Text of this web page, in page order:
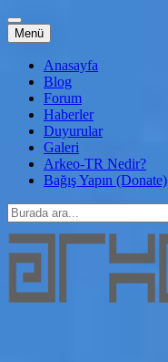
Menü İçeriğe
atla
Anasayfa
Blog
Forum
Haberler
Duyurular
Galeri
Arkeo-TR Nedir?
Bağış Yapın (Donate)
Arama: